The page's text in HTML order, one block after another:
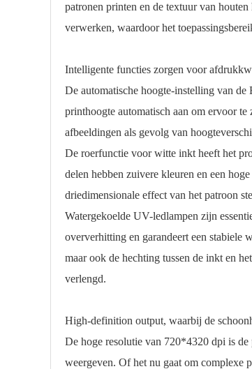
patronen printen en de textuur van
verwerken, waardoor het
Intelligente functies zorgen voor
De automatische hoogte-instelling van
printhoogte automatisch aan om ervoor
afbeeldingen als gevolg van
De roerfunctie voor witte inkt heeft het
delen hebben zuivere kleuren en een
driedimensionale effect van het patroon
Watergekoelde UV-ledlampen zijn
oververhitting en garandeert een
maar ook de hechting tussen de inkt en
verlengd.
High-definition output, waarbij de
De hoge resolutie van 720*4320 dpi is
weergeven. Of het nu gaat om complexe